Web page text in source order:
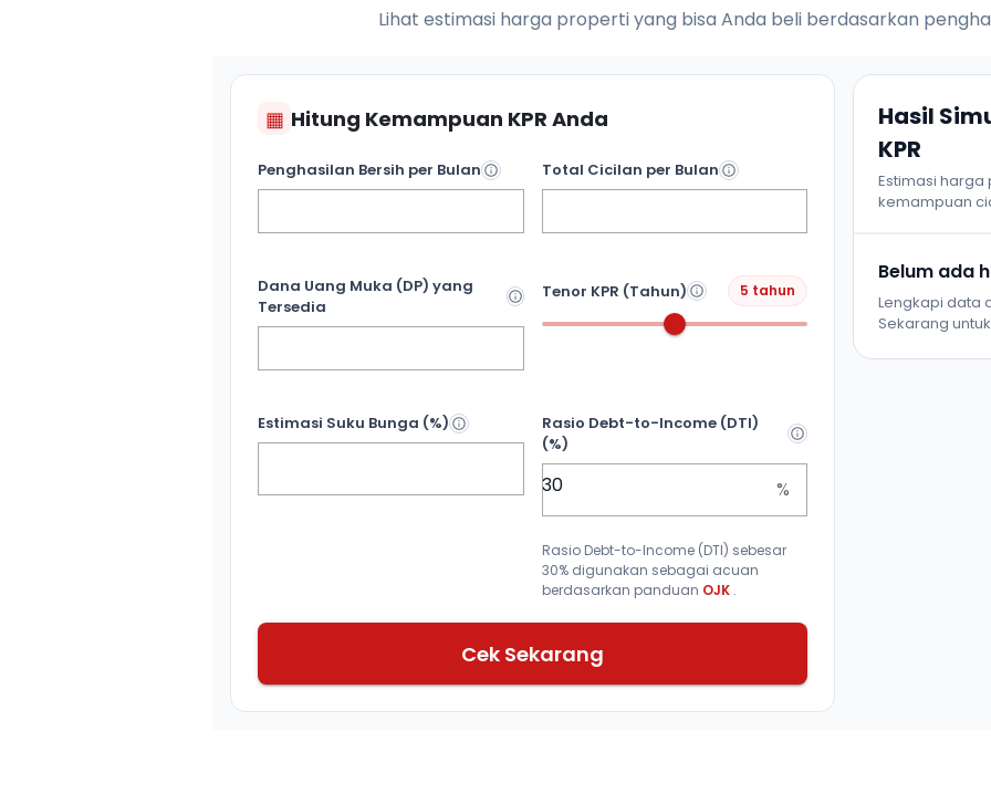
Lihat estimasi harga properti yang bisa Anda beli berdasarkan
▦ Hitung Kemampuan KPR Anda
Penghasilan Bersih per Bulan Total Cicilan per Bulan
Dana Uang Muka (DP) yang
Tersedia
Tenor KPR (Tahun) 5 tahun
Estimasi Suku Bunga (%)
Rasio Debt-to-Income (DTI)
(%)
%
Rasio Debt-to-Income (DTI) sebesar
30% digunakan sebagai acuan
berdasarkan panduan OJK .
Cek Sekarang
Hasil
KPR
Estimasi
kemampuan
Belum ada
Lengkapi data
Sekarang